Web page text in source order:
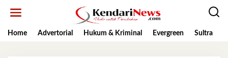
Home
Advertorial Hukum & Kriminal Evergreen Sultra